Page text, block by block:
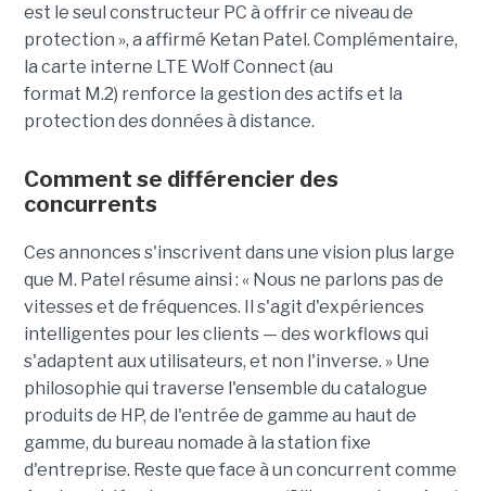
est le seul constructeur PC à offrir ce niveau de
protection », a affirmé Ketan Patel. Complémentaire,
la carte interne LTE Wolf Connect (au
format M.2) renforce la gestion des actifs et la
protection des données à distance.
Comment se différencier des
concurrents
Ces annonces s'inscrivent dans une vision plus large
que M. Patel résume ainsi : « Nous ne parlons pas de
vitesses et de fréquences. Il s'agit d'expériences
intelligentes pour les clients — des workflows qui
s'adaptent aux utilisateurs, et non l'inverse. » Une
philosophie qui traverse l'ensemble du catalogue
produits de HP, de l'entrée de gamme au haut de
gamme, du bureau nomade à la station fixe
d'entreprise. Reste que face à un concurrent comme